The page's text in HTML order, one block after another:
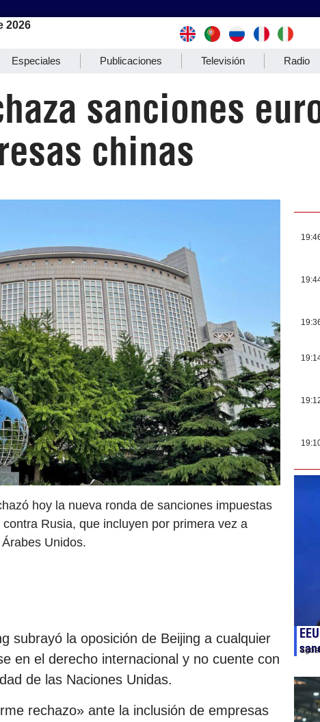
2026
Especiales Publicaciones Televisión Radio
sanciones
chinas
hoy la nueva ronda de sanciones impuestas
Rusia, que incluyen por primera vez a
Unidos.
subrayó la oposición de Beijing a cualquier
en el derecho internacional y no cuente con
de las Naciones Unidas.
rechazo» ante la inclusión de empresas